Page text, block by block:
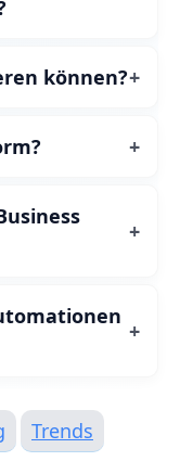
können?
Trends